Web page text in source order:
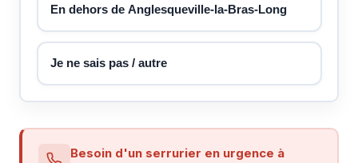
En dehors de Anglesqueville-la-Bras-Long
Je ne sais pas / autre
Besoin d'un serrurier en urgence à